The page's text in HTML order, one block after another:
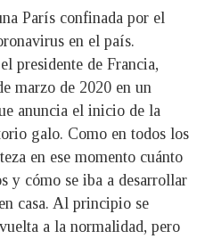
París confinada por el
en el país.
presidente de Francia,
marzo de 2020 en un
anuncia el inicio de la
galo. Como en todos los
en ese momento cuánto
y cómo se iba a desarrollar
casa. Al principio se
a la normalidad, pero